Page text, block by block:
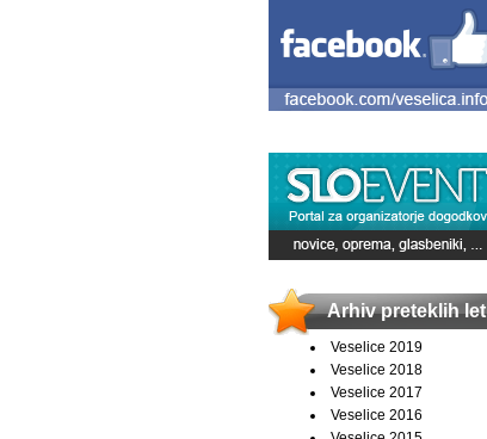
Arhiv preteklih let
Veselice 2019
Veselice 2018
Veselice 2017
Veselice 2016